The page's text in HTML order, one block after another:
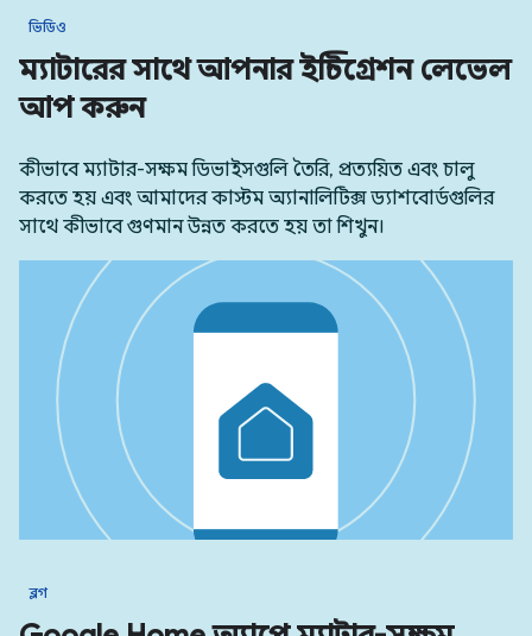
ভিডিও
ম্যাটারের সাথে আপনার ইন্টিগ্রেশন লেভেল
আপ করুন
কীভাবে ম্যাটার-সক্ষম ডিভাইসগুলি তৈরি, প্রত্যয়িত এবং চালু
করতে হয় এবং আমাদের কাস্টম অ্যানালিটিক্স ড্যাশবোর্ডগুলির
সাথে কীভাবে গুণমান উন্নত করতে হয় তা শিখুন।
ব্লগ